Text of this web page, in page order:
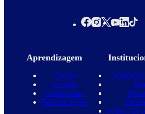
Aprendizagem
Cursos
Escolas
Diferenciais
Teste de inglês
Wizard
Política de